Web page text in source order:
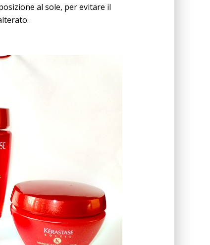
al sole, per evitare il